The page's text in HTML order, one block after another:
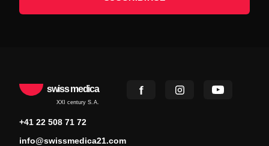
swiss medica
XXI century S.A.
+41 22 508 71 72
info@swissmedica21.com